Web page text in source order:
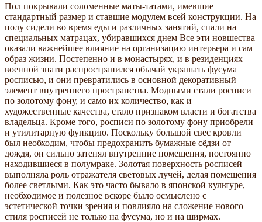
Пол покрывали соломенные маты-татами, имевшие
стандартный размер и ставшие модулем всей конструкции. На
полу сидели во время еды и различных занятий, спали на
специальных матрацах, убиравшихся днем Все эти новшества
оказали важнейшее влияние на организацию интерьера и сам
образ жизни. Постепенно и в монастырях, и в резиденциях
военной знати распространился обычай украшать фусума
росписью, и они превратились в основной декоративный
элемент внутреннего пространства. Модными стали росписи
по золотому фону, и само их количество, как и
художественные качества, стало признаком власти и богатства
владельца. Кроме того, росписи по золотому фону приобрели
и утилитарную функцию. Поскольку большой свес кровли
был необходим, чтобы предохранить бумажные сёдзи от
дождя, он сильно затенял внутренние помещения, постоянно
находившиеся в полумраке. Золотая поверхность росписей
выполняла роль отражателя световых лучей, делая помещения
более светлыми. Как это часто бывало в японской культуре,
необходимое и полезное вскоре было осмыслено с
эстетической точки зрения и повлияло на сложение нового
стиля росписей не только на фусума, но и на ширмах.